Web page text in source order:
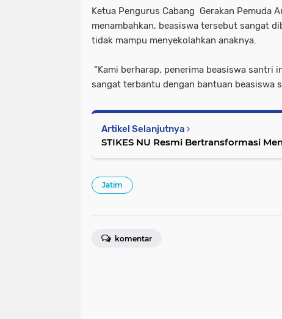
Ketua Pengurus Cabang Gerakan Pemuda
menambahkan, beasiswa tersebut sangat
tidak mampu menyekolahkan anaknya.
“Kami berharap, penerima beasiswa santri
sangat terbantu dengan bantuan beasiswa
Artikel Selanjutnya
STIKES NU Resmi Bertransformasi
Jatim
komentar